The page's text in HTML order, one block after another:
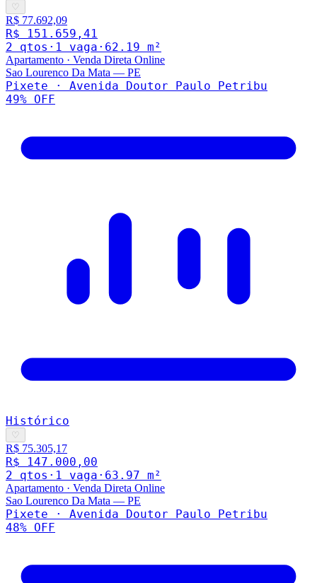
♡
R$ 77.692,09
R$ 151.659,41
2 qtos · 1 vaga · 62.19 m²
Apartamento · Venda Direta Online
Sao Lourenco Da Mata — PE
Pixete · Avenida Doutor Paulo Petribu
49% OFF
Histórico
♡
R$ 75.305,17
R$ 147.000,00
2 qtos · 1 vaga · 63.97 m²
Apartamento · Venda Direta Online
Sao Lourenco Da Mata — PE
Pixete · Avenida Doutor Paulo Petribu
48% OFF